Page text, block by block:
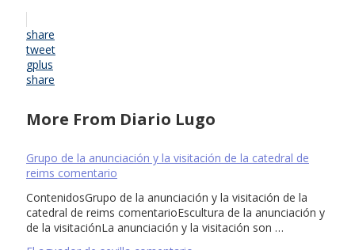
share
tweet
gplus
share
More From Diario Lugo
Grupo de la anunciación y la visitación de la catedral de
reims comentario
ContenidosGrupo de la anunciación y la visitación de la
catedral de reims comentarioEscultura de la anunciación y
de la visitaciónLa anunciación y la visitación son …